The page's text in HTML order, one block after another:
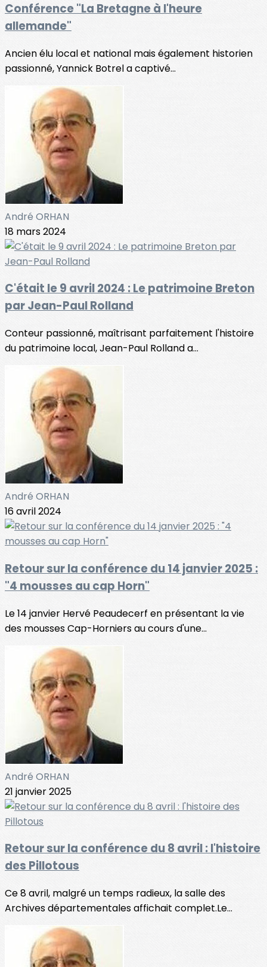
Conférence "La Bretagne à l'heure
allemande"
Ancien élu local et national mais également historien
passionné, Yannick Botrel a captivé...
André ORHAN
18 mars 2024
C'était le 9 avril 2024 : Le patrimoine Breton
par Jean-Paul Rolland
Conteur passionné, maîtrisant parfaitement l'histoire
du patrimoine local, Jean-Paul Rolland a...
André ORHAN
16 avril 2024
Retour sur la conférence du 14 janvier 2025 :
"4 mousses au cap Horn"
Le 14 janvier Hervé Peaudecerf en présentant la vie
des mousses Cap-Horniers au cours d'une...
André ORHAN
21 janvier 2025
Retour sur la conférence du 8 avril : l'histoire
des Pillotous
Ce 8 avril, malgré un temps radieux, la salle des
Archives départementales affichait complet.Le...